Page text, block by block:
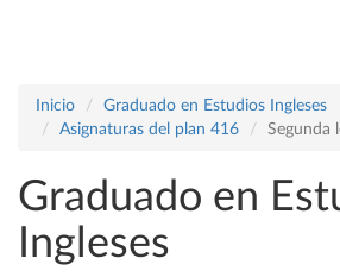
Inicio
Graduado en Estudios Ingleses
Asignaturas del plan 416
Segunda
Graduado en
Ingleses